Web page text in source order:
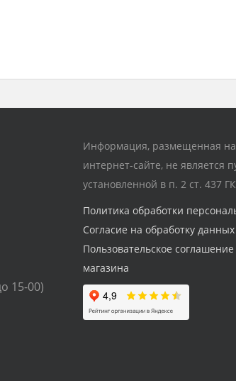
15-00)
Информация, размещенная
интернет-сайте, не является
установленной в п. 2 ст. 437
Политика обработки
Согласие на обработку данных
Пользовательское
магазина